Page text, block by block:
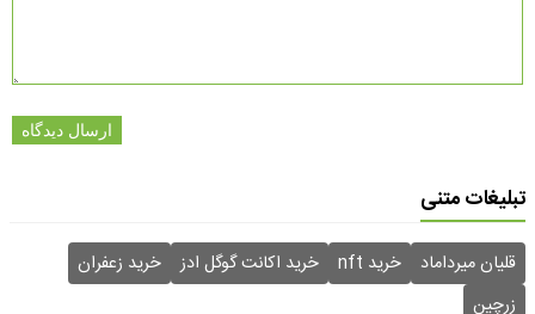
ارسال دیدگاه
تبلیغات متنی
قلیان میرداماد خرید nft خرید اکانت گوگل ادز
خرید زعفران
زرچین